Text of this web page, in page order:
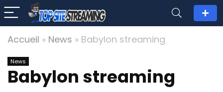
Accueil » News » Babylon streaming
News
Babylon streaming